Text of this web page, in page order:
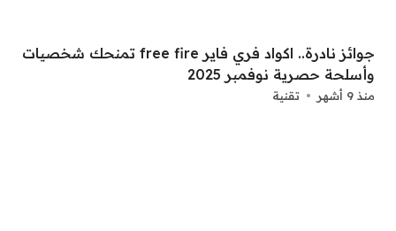
جوائز نادرة.. اكواد فري فاير free fire تمنحك شخصيات
وأسلحة حصرية نوفمبر 2025
منذ 9 أشهر تقنية